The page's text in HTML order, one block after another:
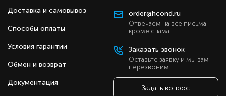
Доставка и самовывоз
Способы оплаты
Условия гарантии
Обмен и возврат
Документация
order@hcond.ru
Отвечаем на все письма
кроме спама
Заказать звонок
Оставьте заявку и мы вам
перезвоним
Задать вопрос